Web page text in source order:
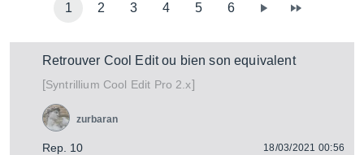
1 2 3 4 5 6
Retrouver Cool Edit ou bien son equivalent
[Syntrillium Cool Edit Pro 2.x]
Rep. 10
zurbaran
18/03/2021 00:56